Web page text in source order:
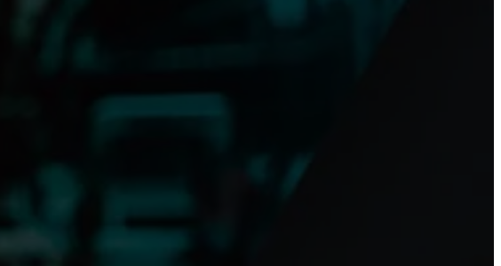
og fra gravsteder